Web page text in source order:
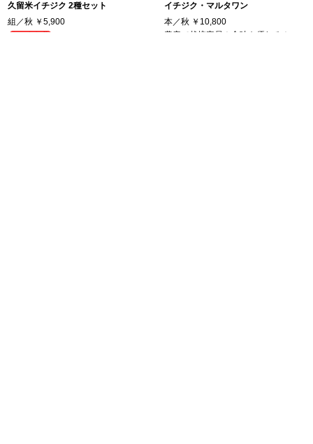
久留米イチジク 2種セット
組／秋 ￥5,900
イチジク・マルタワン
本／秋 ￥10,800
豊産で栽培容易！食味も優れる！